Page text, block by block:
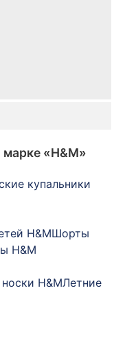
марке «H&M»
купальники
H&MШорты
H&M
H&MЛетние